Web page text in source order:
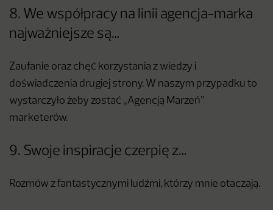
8. We współpracy na linii agencja-marka
najważniejsze są…
Zaufanie oraz chęć korzystania z wiedzy i
doświadczenia drugiej strony. W naszym przypadku to
wystarczyło żeby zostać „Agencją Marzeń”
marketerów.
9. Swoje inspiracje czerpię z…
Rozmów z fantastycznymi ludźmi, którzy mnie otaczają.